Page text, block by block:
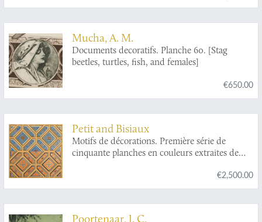
Mucha, A. M.
Documents decoratifs. Planche 60. [Stag
beetles, turtles, fish, and females]
€650.00
Petit and Bisiaux
Motifs de décorations. Première série de
cinquante planches en couleurs extraites de
€2,500.00
Poortenaar, J. C.